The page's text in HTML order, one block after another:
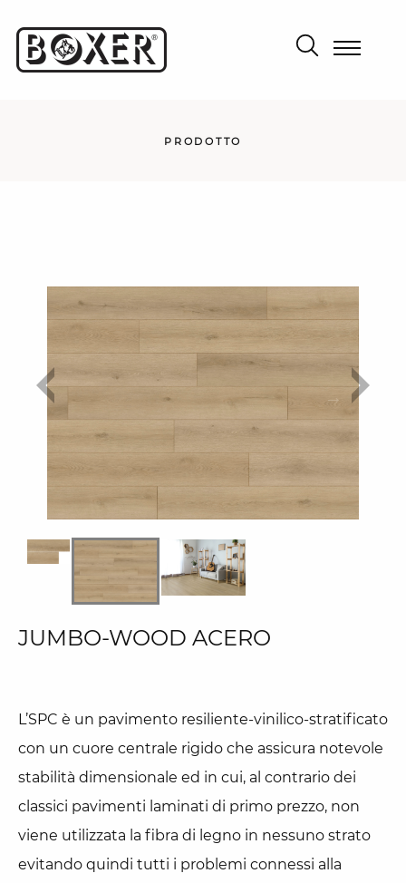
PRODOTTO
JUMBO-WOOD ACERO
L’SPC è un pavimento resiliente-vinilico-stratificato
con un cuore centrale rigido che assicura notevole
stabilità dimensionale ed in cui, al contrario dei
classici pavimenti laminati di primo prezzo, non
viene utilizzata la fibra di legno in nessuno strato
evitando quindi tutti i problemi connessi alla